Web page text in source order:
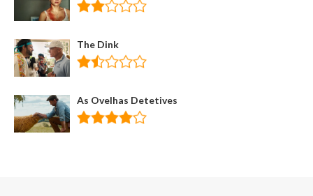
The Dink
As Ovelhas Detetives